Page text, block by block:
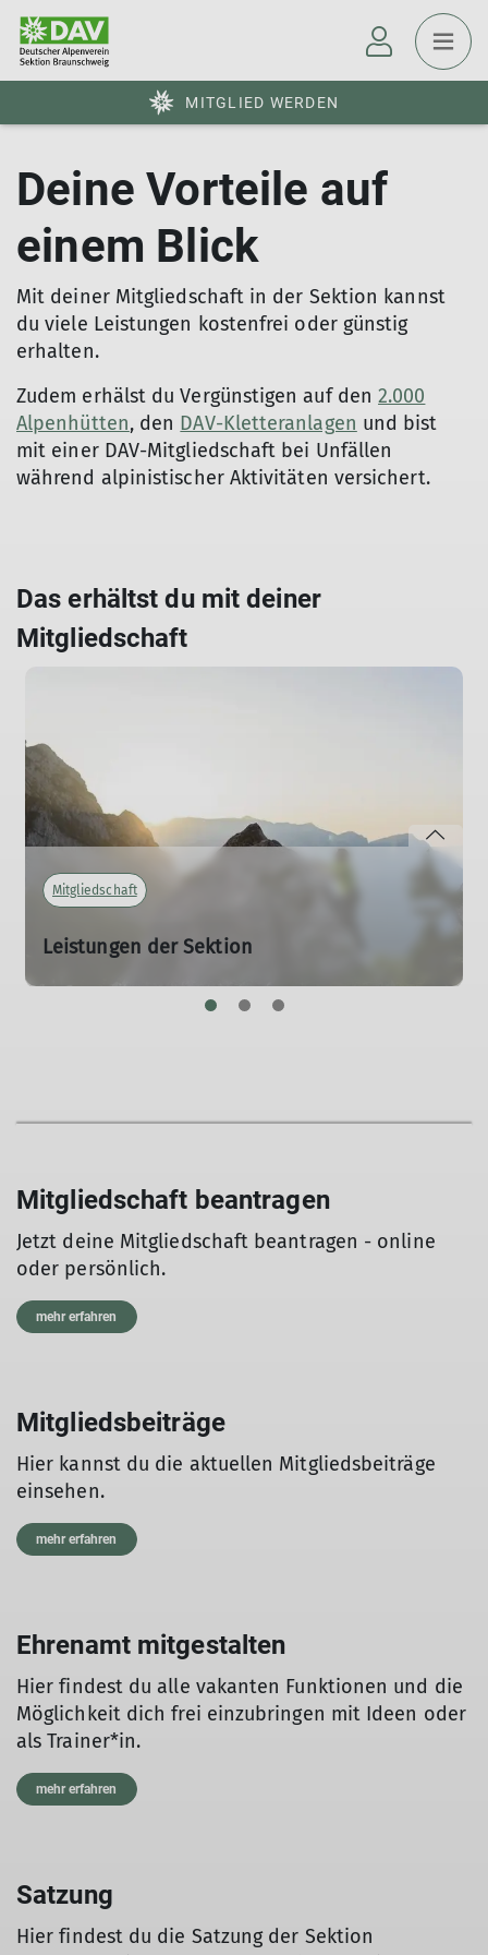
MITGLIED WERDEN
Deine Vorteile auf
einem Blick
Mit deiner Mitgliedschaft in der Sektion kannst
du viele Leistungen kostenfrei oder günstig
erhalten.
Zudem erhälst du Vergünstigen auf den2.000
Alpenhütten, den DAV-Kletteranlagen und bist
mit einer DAV-Mitgliedschaft bei Unfällen
während alpinistischer Aktivitäten versichert.
Das erhältst du mit deiner
Mitgliedschaft
Mitgliedschaft
Leistungen der Sektion
17.09.2022
Als Mitglied in der DAV Sektion Braunschweig kannst
Mitgliedschaft beantragen
Jetzt deine Mitgliedschaft beantragen - online
oder persönlich.
mehr erfahren
Mitgliedsbeiträge
Hier kannst du die aktuellen Mitgliedsbeiträge
einsehen.
mehr erfahren
Ehrenamt mitgestalten
Hier findest du alle vakanten Funktionen und die
Möglichkeit dich frei einzubringen mit Ideen oder
als Trainer*in.
mehr erfahren
Satzung
Hier findest du die Satzung der Sektion